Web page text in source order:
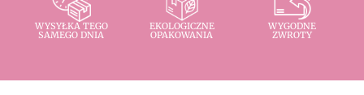
WYSYŁKA TEGO
SAMEGO DNIA
EKOLOGICZNE
OPAKOWANIA
WYGODNE
ZWROTY